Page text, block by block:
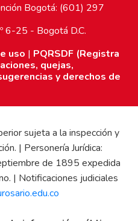
Bogotá: (601) 297
6-25 - Bogotá D.C.
uso | PQRSDF (Registra
quejas,
y derechos de
sujeta a la inspección y
| Personería Jurídica:
de 1895 expedida
| Notificaciones judiciales